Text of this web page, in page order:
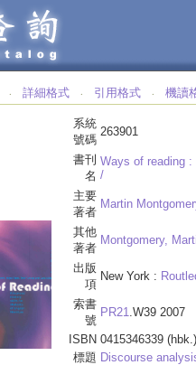
‧ 詳細格式 ‧ 引用格式 ‧ 機讀
系統
號碼
263901
書刊
名
Ways of reading :
/
主要
著者
Martin
其他
著者
Montgomery,
出版
項
New York :
索書
號
PR21.W39 2007
ISBN 0415346339 (hbk.)
標題 Discourse